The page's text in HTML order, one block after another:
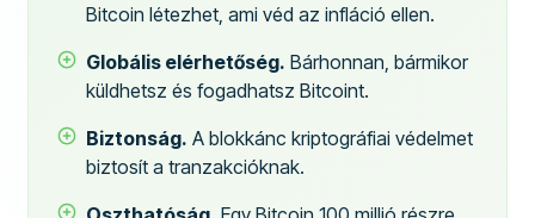
Bitcoin létezhet, ami véd az infláció ellen.
Globális elérhetőség. Bárhonnan, bármikor
küldhetsz és fogadhatsz Bitcoint.
Biztonság. A blokkánc kriptográfiai védelmet
biztosít a tranzakcióknak.